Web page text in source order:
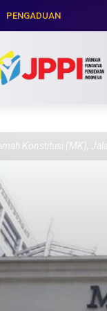
PENGADUAN
Konstitusi (MK),